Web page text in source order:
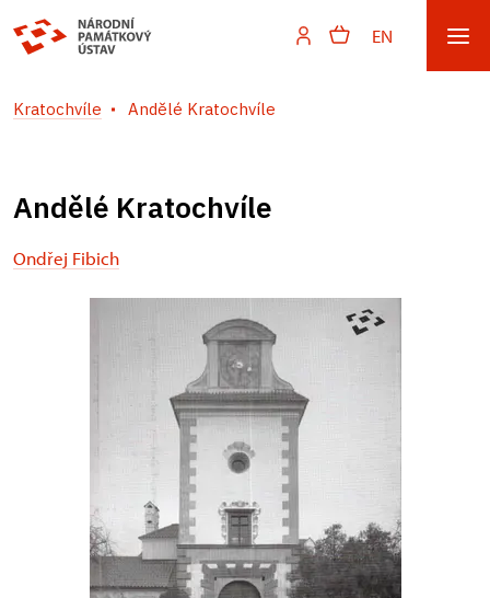
EN
Kratochvíle Andělé Kratochvíle
Andělé Kratochvíle
Ondřej Fibich